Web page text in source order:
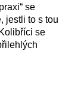
se
jestli to s tou
se